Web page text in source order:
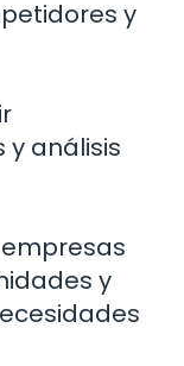
y
y análisis
y